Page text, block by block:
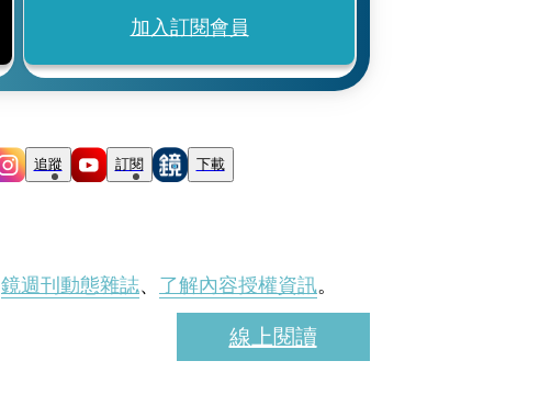
加入訂閱會員
追蹤 訂閱 下載
鏡週刊動態雜誌、 了解內容授權資訊。
線上閱讀